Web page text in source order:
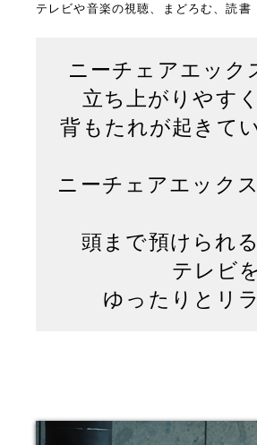
テレビや音楽の視聴、まどろむ、読書
ニーチェアエック
立ち上がりやす
背もたれが起きて
ニーチェアエック
頭まで預けられ
テレビ
ゆったりとリ